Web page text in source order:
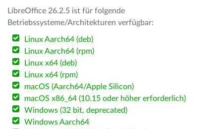
LibreOffice 26.2.5 ist für folgende
Betriebssysteme/Architekturen verfügbar:
Linux Aarch64 (deb)
Linux Aarch64 (rpm)
Linux x64 (deb)
Linux x64 (rpm)
macOS (Aarch64/Apple Silicon)
macOS x86_64 (10.15 oder höher erforderlich)
Windows (32 bit, deprecated)
Windows Aarch64